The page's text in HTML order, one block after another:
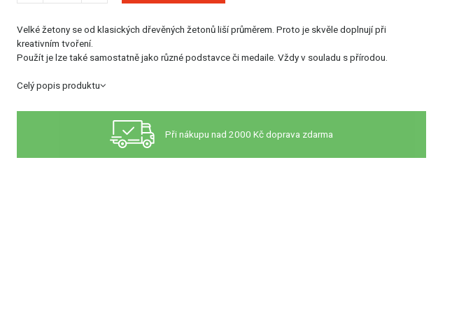
Velké žetony se od klasických dřevěných žetonů liší průměrem. Proto je skvěle doplnují při
kreativním tvoření.
Použít je lze také samostatně jako různé podstavce či medaile. Vždy v souladu s přírodou.
Celý popis produktu
Při nákupu nad 2000 Kč doprava zdarma